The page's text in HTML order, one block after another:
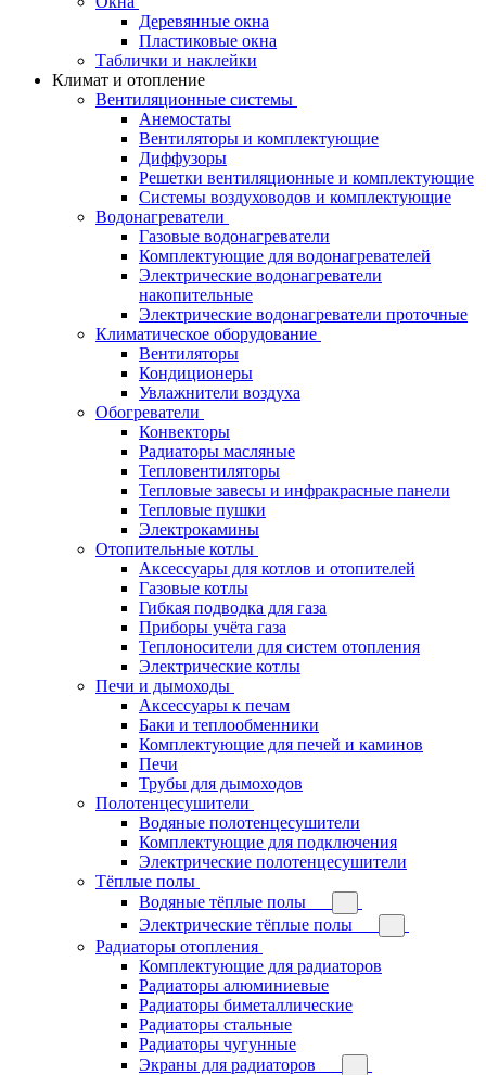
Деревянные окна
Пластиковые окна
Таблички и наклейки
Климат и отопление
Вентиляционные системы
Анемостаты
Вентиляторы и комплектующие
Диффузоры
Решетки вентиляционные и комплектующие
Системы воздуховодов и комплектующие
Водонагреватели
Газовые водонагреватели
Комплектующие для водонагревателей
Электрические водонагреватели
накопительные
Электрические водонагреватели проточные
Климатическое оборудование
Вентиляторы
Кондиционеры
Увлажнители воздуха
Обогреватели
Конвекторы
Радиаторы масляные
Тепловентиляторы
Тепловые завесы и инфракрасные панели
Тепловые пушки
Электрокамины
Отопительные котлы
Аксессуары для котлов и отопителей
Газовые котлы
Гибкая подводка для газа
Приборы учёта газа
Теплоносители для систем отопления
Электрические котлы
Печи и дымоходы
Аксессуары к печам
Баки и теплообменники
Комплектующие для печей и каминов
Печи
Трубы для дымоходов
Полотенцесушители
Водяные полотенцесушители
Комплектующие для подключения
Электрические полотенцесушители
Тёплые полы
Водяные тёплые полы
Электрические тёплые полы
Радиаторы отопления
Комплектующие для радиаторов
Радиаторы алюминиевые
Радиаторы биметаллические
Радиаторы стальные
Радиаторы чугунные
Экраны для радиаторов